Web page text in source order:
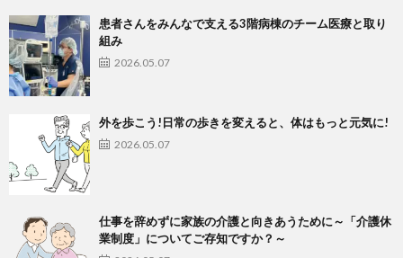
患者さんをみんなで支える3階病棟のチーム医療と取り
組み
2026.05.07
外を歩こう!日常の歩きを変えると、体はもっと元気に!
2026.05.07
仕事を辞めずに家族の介護と向きあうために～「介護休
業制度」についてご存知ですか？～